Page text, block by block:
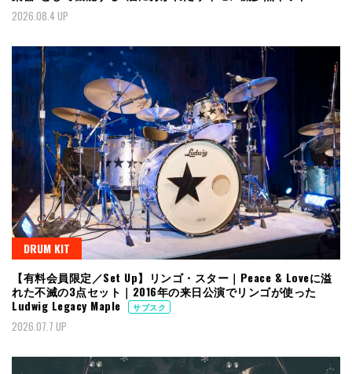
2026.08.4 UP
DRUM KIT
【有料会員限定／Set Up】リンゴ・スター｜Peace & Loveに溢
れた不滅の3点セット｜2016年の来日公演でリンゴが使った
Ludwig Legacy Maple
サブスク
2026.07.7 UP